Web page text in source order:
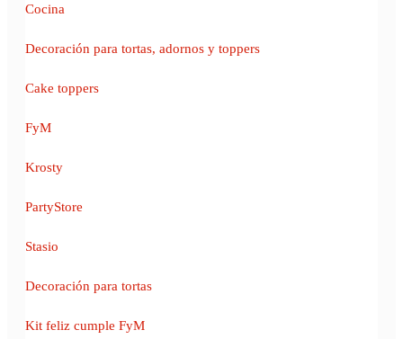
Cocina
Decoración para tortas, adornos y toppers
Cake toppers
FyM
Krosty
PartyStore
Stasio
Decoración para tortas
Kit feliz cumple FyM